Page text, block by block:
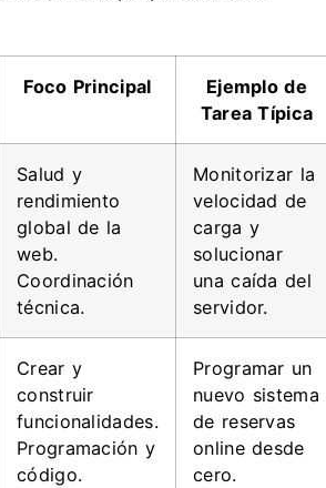
Foco Principal
Ejemplo de
Tarea Típica
Salud y
rendimiento
global de la
web.
Coordinación
técnica.
Monitorizar la
velocidad de
carga y
solucionar
una caída del
servidor.
Crear y
construir
funcionalidades.
Programación y
código.
Programar un
nuevo sistema
de reservas
online desde
cero.